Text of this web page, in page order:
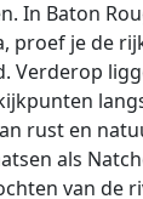
In Baton
proef je de
Verderop
rust en
als
van de